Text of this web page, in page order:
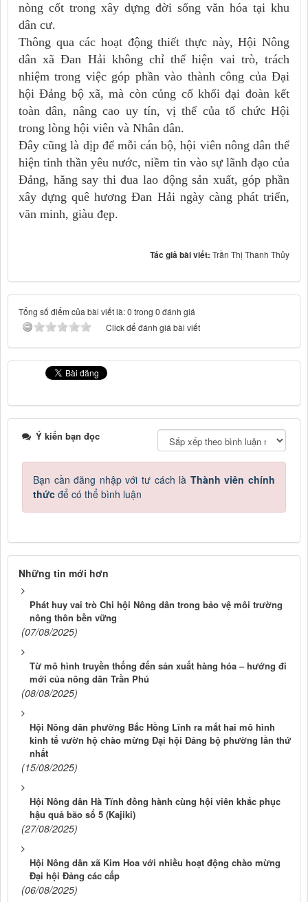
nòng cốt trong xây dựng đời sống văn hóa tại khu
dân cư.
Thông qua các hoạt động thiết thực này, Hội Nông
dân xã Đan Hải không chỉ thể hiện vai trò, trách
nhiệm trong việc góp phần vào thành công của Đại
hội Đảng bộ xã, mà còn củng cố khối đại đoàn kết
toàn dân, nâng cao uy tín, vị thế của tổ chức Hội
trong lòng hội viên và Nhân dân.
Đây cũng là dịp để mỗi cán bộ, hội viên nông dân thể
hiện tinh thần yêu nước, niềm tin vào sự lãnh đạo của
Đảng, hăng say thi đua lao động sản xuất, góp phần
xây dựng quê hương Đan Hải ngày càng phát triển,
văn minh, giàu đẹp.
Tác giả bài viết: Trần Thị Thanh Thủy
Tổng số điểm của bài viết là: 0 trong 0 đánh giá
Click để đánh giá bài viết
Ý kiến bạn đọc
Bạn cần đăng nhập với tư cách là Thành viên chính
thức để có thể bình luận
Những tin mới hơn
Phát huy vai trò Chi hội Nông dân trong bảo vệ môi trường
nông thôn bền vững
(07/08/2025)
Từ mô hình truyền thống đến sản xuất hàng hóa – hướng đi
mới của nông dân Trần Phú
(08/08/2025)
Hội Nông dân phường Bắc Hồng Lĩnh ra mắt hai mô hình
kinh tế vườn hộ chào mừng Đại hội Đảng bộ phường lần thứ
nhất
(15/08/2025)
Hội Nông dân Hà Tĩnh đồng hành cùng hội viên khắc phục
hậu quả bão số 5 (Kajiki)
(27/08/2025)
Hội Nông dân xã Kim Hoa với nhiều hoạt động chào mừng
Đại hội Đảng các cấp
(06/08/2025)